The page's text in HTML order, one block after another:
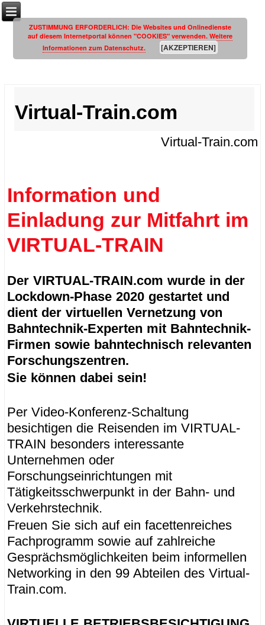
Virtual-Train.com
Virtual-Train.com
Information und
Einladung zur Mitfahrt im
VIRTUAL-TRAIN
Der VIRTUAL-TRAIN.com wurde in der
Lockdown-Phase 2020 gestartet und
dient der virtuellen Vernetzung von
Bahntechnik-Experten mit Bahntechnik-
Firmen sowie bahntechnisch relevanten
Forschungszentren.
Sie können dabei sein!
Per Video-Konferenz-Schaltung
besichtigen die Reisenden im VIRTUAL-
TRAIN besonders interessante
Unternehmen oder
Forschungseinrichtungen mit
Tätigkeitsschwerpunkt in der Bahn- und
Verkehrstechnik.
Freuen Sie sich auf ein facettenreiches
Fachprogramm sowie auf zahlreiche
Gesprächsmöglichkeiten beim informellen
Networking in den 99 Abteilen des Virtual-
Train.com.
ZUSTIMMUNG ERFORDERLICH: Die Websites und Onlinedienste
auf diesem Internetportal können "COOKIES" verwenden.Weitere
Informationen zum Datenschutz.
[AKZEPTIEREN]